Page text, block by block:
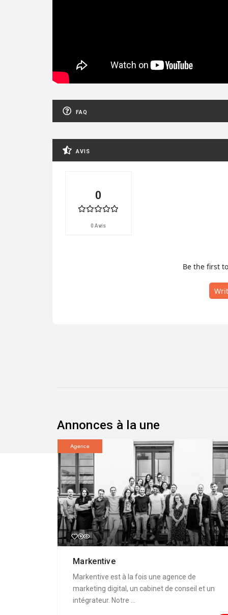
FAQ
AVIS
0
0 Avis
Be the first
Annonces à la une
Agence
Markentive
Markentive est à la fois une agence de
marketing digital, un cabinet de conseil et un
intégrateur. Notre ...